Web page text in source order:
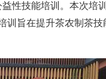
性技能培训。本次培
训旨在提升茶农制茶